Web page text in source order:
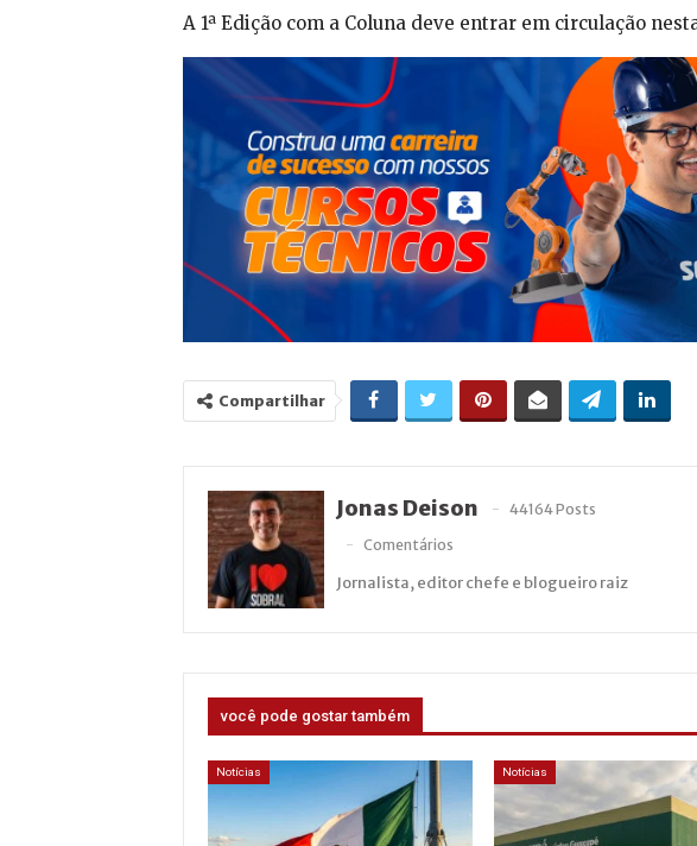
A 1ª Edição com a Coluna deve entrar em circulação
Compartilhar
Jonas Deison
44164 Posts
Comentários
Jornalista, editor chefe e blogueiro raiz
você pode gostar também
Notícias Notícias